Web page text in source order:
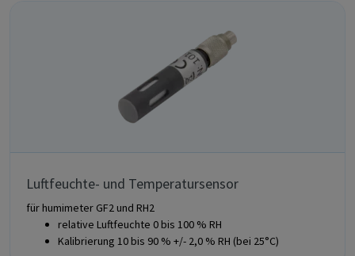
Luftfeuchte- und Temperatursensor
für humimeter GF2 und RH2
relative Luftfeuchte 0 bis 100 % RH
Kalibrierung 10 bis 90 % +/- 2,0 % RH (bei 25°C)